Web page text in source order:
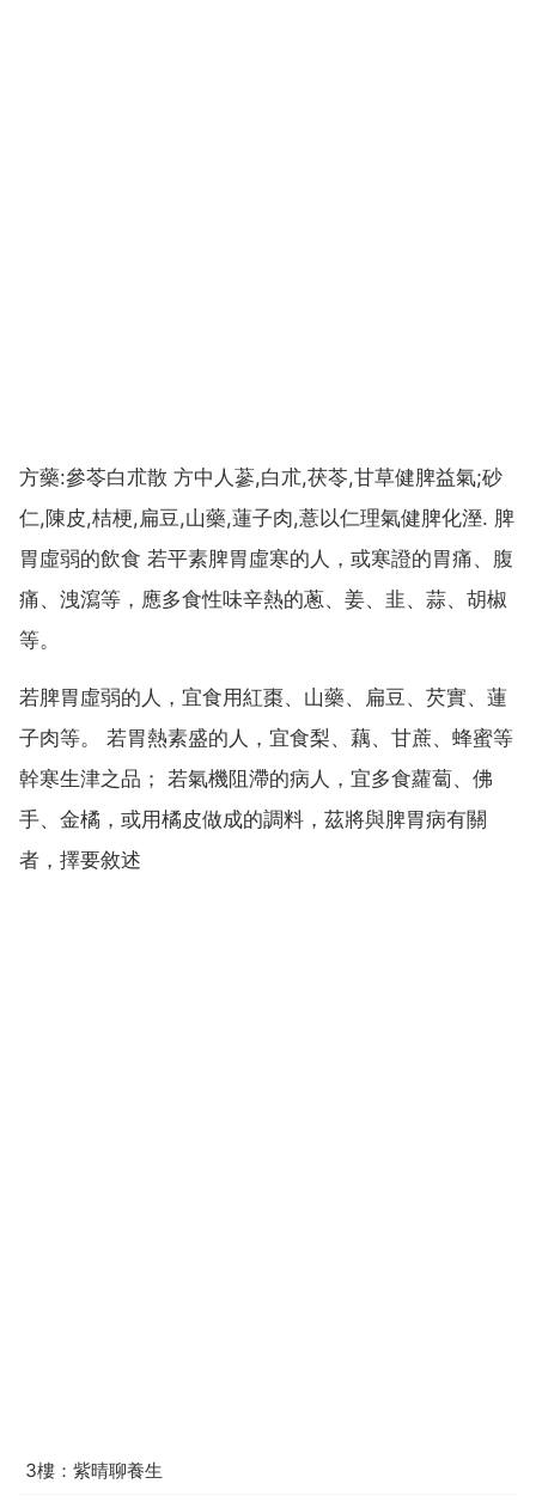
方藥:參苓白朮散 方中人蔘,白朮,茯苓,甘草健脾益氣;砂
仁,陳皮,桔梗,扁豆,山藥,蓮子肉,薏以仁理氣健脾化溼. 脾
胃虛弱的飲食 若平素脾胃虛寒的人，或寒證的胃痛、腹
痛、洩瀉等，應多食性味辛熱的蔥、姜、韭、蒜、胡椒
等。
若脾胃虛弱的人，宜食用紅棗、山藥、扁豆、芡實、蓮
子肉等。 若胃熱素盛的人，宜食梨、藕、甘蔗、蜂蜜等
幹寒生津之品； 若氣機阻滯的病人，宜多食蘿蔔、佛
手、金橘，或用橘皮做成的調料，茲將與脾胃病有關
者，擇要敘述
3樓：紫晴聊養生